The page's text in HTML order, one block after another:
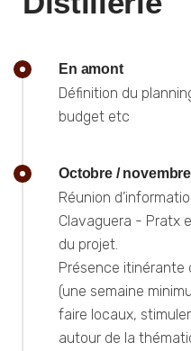
En amont
Définition du
budget etc
Octobre /
Réunion
Clavaguera - Pratx
du projet.
Présence itinérante
(une semaine
faire locaux,
autour de la